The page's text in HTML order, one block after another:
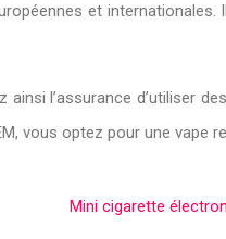
et
l’assurance d’utiliser
vous optez pour une vape
Mini cigarette